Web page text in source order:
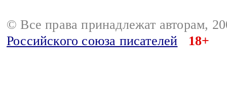
© Все права принадлежат авторам,
Российского союза писателей
18+